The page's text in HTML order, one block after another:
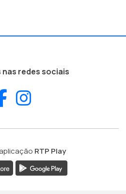
redes sociais
Facebook
RTP Play